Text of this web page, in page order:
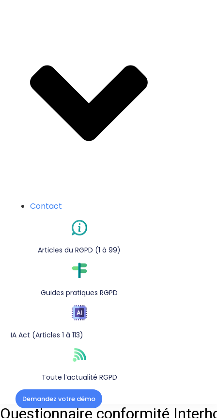
Contact
Articles du RGPD (1 à 99)
Guides pratiques RGPD
IA Act (Articles 1 à 113)
Toute l’actualité RGPD
Demandez votre démo